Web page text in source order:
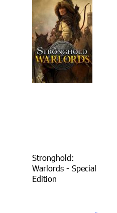
Stronghold:
Warlords - Special
Edition